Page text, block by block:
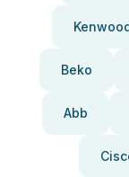
Beko
Abb